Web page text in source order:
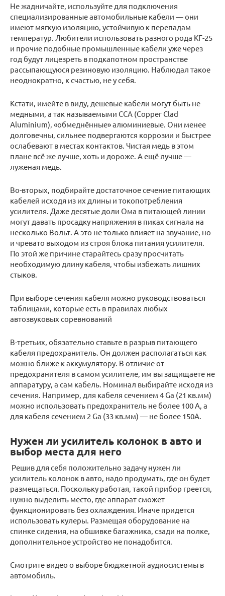
Не жадничайте, используйте для подключения
специализированные автомобильные кабели — они
имеют мягкую изоляцию, устойчивую к перепадам
температур. Любители использовать разного рода КГ-25
и прочие подобные промышленные кабели уже через
год будут лицезреть в подкапотном пространстве
рассыпающуюся резиновую изоляцию. Наблюдал такое
неоднократно, к счастью, не у себя.
Кстати, имейте в виду, дешевые кабели могут быть не
медными, а так называемыми CCA (Copper Clad
Aluminium), «обмеднённые» алюминиевые. Они менее
долговечны, сильнее подвергаются коррозии и быстрее
ослабевают в местах контактов. Чистая медь в этом
плане всё же лучше, хоть и дороже. А ещё лучше —
луженая медь.
Во-вторых, подбирайте достаточное сечение питающих
кабелей исходя из их длины и токопотребления
усилителя. Даже десятые доли Ома в питающей линии
могут давать просадку напряжения в пиках сигнала на
несколько Вольт. А это не только влияет на звучание, но
и чревато выходом из строя блока питания усилителя.
По этой же причине старайтесь сразу просчитать
необходимую длину кабеля, чтобы избежать лишних
стыков.
При выборе сечения кабеля можно руководствоваться
таблицами, которые есть в правилах любых
автозвуковых соревнований
В-третьих, обязательно ставьте в разрыв питающего
кабеля предохранитель. Он должен располагаться как
можно ближе к аккумулятору. В отличие от
предохранителя в самом усилителе, им вы защищаете не
аппаратуру, а сам кабель. Номинал выбирайте исходя из
сечения. Например, для кабеля сечением 4 Ga (21 кв.мм)
можно использовать предохранитель не более 100 А, а
для кабеля сечением 2 Ga (33 кв.мм) — не более 150А.
Нужен ли усилитель колонок в авто и
выбор места для него
Решив для себя положительно задачу нужен ли
усилитель колонок в авто, надо продумать, где он будет
размещаться. Поскольку работая, такой прибор греется,
нужно выделить место, где аппарат сможет
функционировать без охлаждения. Иначе придется
использовать кулеры. Размещая оборудование на
спинке сидения, на обшивке багажника, сзади на полке,
дополнительное устройство не понадобится.
Смотрите видео о выборе бюджетной аудиосистемы в
автомобиль.